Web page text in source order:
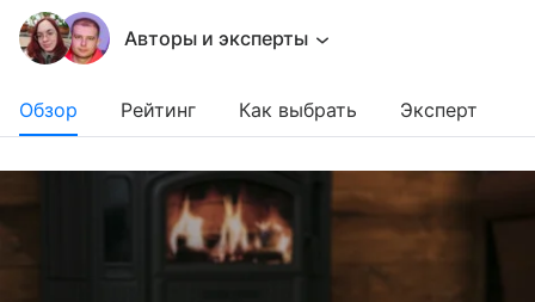
Авторы и эксперты
Обзор Рейтинг Как выбрать Эксперт